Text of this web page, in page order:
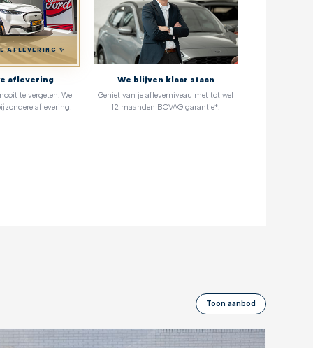
AFLEVERING ✨
aflevering
te vergeten. We
aflevering!
We blijven klaar staan
Geniet van je afleverniveau met tot wel
12 maanden BOVAG garantie*.
Toon aanbod